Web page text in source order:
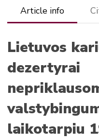
Article info
Lietuvos
dezertyrai
laikotarpiu